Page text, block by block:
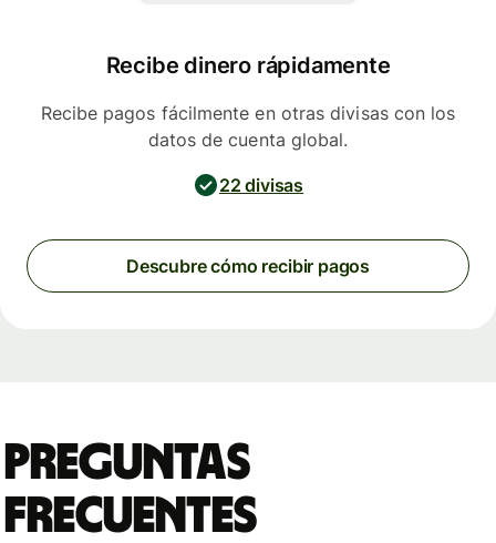
Recibe dinero rápidamente
Recibe pagos fácilmente en otras divisas con los
datos de cuenta global.
22 divisas
Descubre cómo recibir pagos
Preguntas
frecuentes